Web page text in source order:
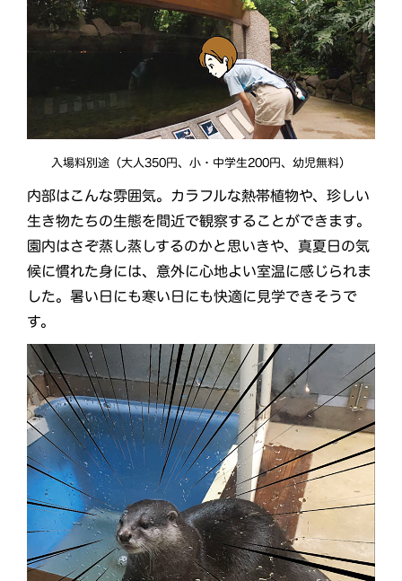
入場料別途（大人350円、小・中学生200円、幼児無料）
内部はこんな雰囲気。カラフルな熱帯植物や、珍しい
生き物たちの生態を間近で観察することができます。
園内はさぞ蒸し蒸しするのかと思いきや、真夏日の気
候に慣れた身には、意外に心地よい室温に感じられま
した。暑い日にも寒い日にも快適に見学できそうで
す。